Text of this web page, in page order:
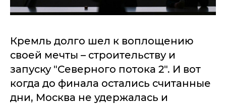
Кремль долго шел к воплощению
своей мечты – строительству и
запуску "Северного потока 2". И вот
когда до финала остались считанные
дни, Москва не удержалась и